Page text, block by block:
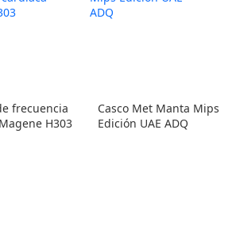
frecuencia
H303
Casco Met Manta Mips
Edición UAE ADQ